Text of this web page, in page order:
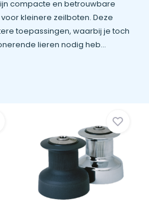
compacte en betrouwbare
kleinere zeilboten. Deze
toepassingen, waarbij je toch
lieren nodig heb...